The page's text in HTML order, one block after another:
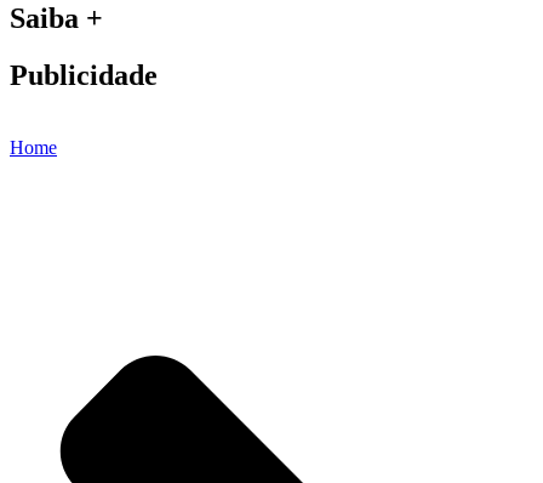
Saiba +
Publicidade
Home